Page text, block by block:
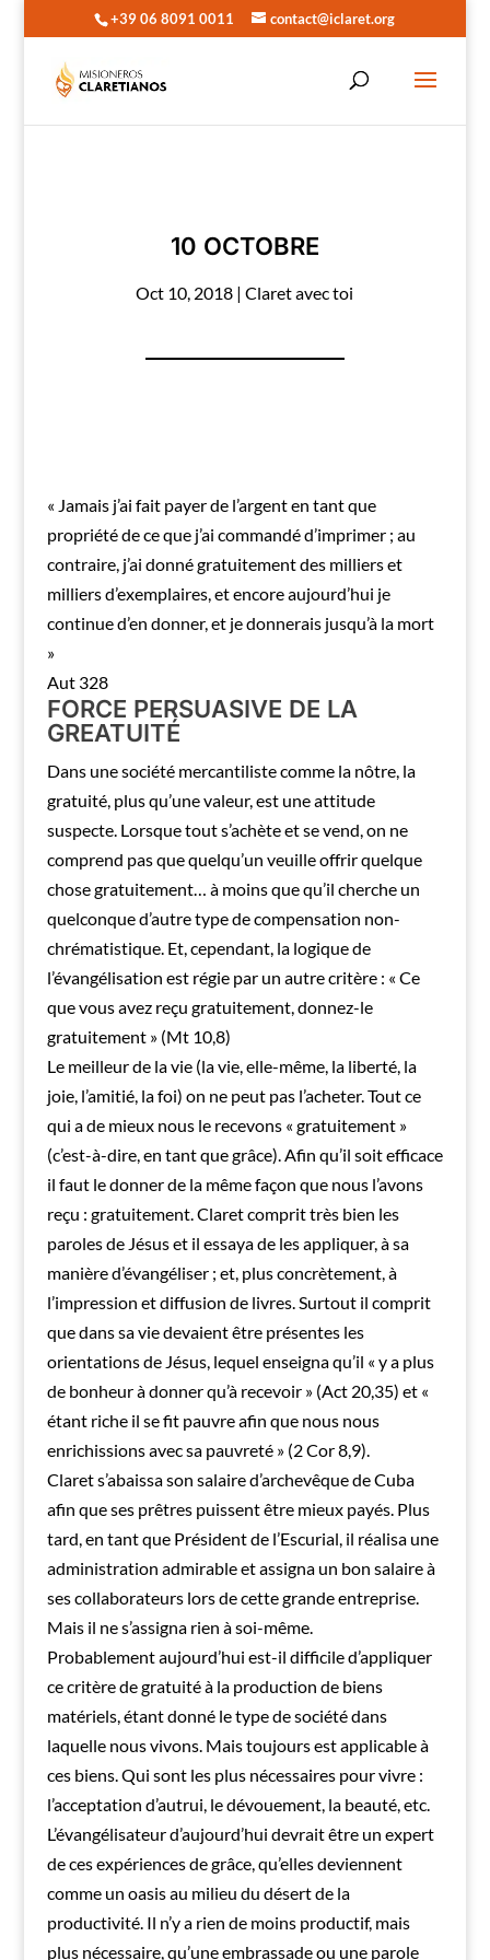
+39 06 8091 0011 contact@iclaret.org
10 OCTOBRE
Oct 10, 2018 |Claret avec toi
« Jamais j’ai fait payer de l’argent en tant que
propriété de ce que j’ai commandé d’imprimer ; au
contraire, j’ai donné gratuitement des milliers et
milliers d’exemplaires, et encore aujourd’hui je
continue d’en donner, et je donnerais jusqu’à la mort
»
Aut 328
FORCE PERSUASIVE DE LA
GREATUITÉ
Dans une société mercantiliste comme la nôtre, la
gratuité, plus qu’une valeur, est une attitude
suspecte. Lorsque tout s’achète et se vend, on ne
comprend pas que quelqu’un veuille offrir quelque
chose gratuitement… à moins que qu’il cherche un
quelconque d’autre type de compensation non-
chrématistique. Et, cependant, la logique de
l’évangélisation est régie par un autre critère : « Ce
que vous avez reçu gratuitement, donnez-le
gratuitement » (Mt 10,8)
Le meilleur de la vie (la vie, elle-même, la liberté, la
joie, l’amitié, la foi) on ne peut pas l’acheter. Tout ce
qui a de mieux nous le recevons « gratuitement »
(c’est-à-dire, en tant que grâce). Afin qu’il soit efficace
il faut le donner de la même façon que nous l’avons
reçu : gratuitement. Claret comprit très bien les
paroles de Jésus et il essaya de les appliquer, à sa
manière d’évangéliser ; et, plus concrètement, à
l’impression et diffusion de livres. Surtout il comprit
que dans sa vie devaient être présentes les
orientations de Jésus, lequel enseigna qu’il « y a plus
de bonheur à donner qu’à recevoir » (Act 20,35) et «
étant riche il se fit pauvre afin que nous nous
enrichissions avec sa pauvreté » (2 Cor 8,9).
Claret s’abaissa son salaire d’archevêque de Cuba
afin que ses prêtres puissent être mieux payés. Plus
tard, en tant que Président de l’Escurial, il réalisa une
administration admirable et assigna un bon salaire à
ses collaborateurs lors de cette grande entreprise.
Mais il ne s’assigna rien à soi-même.
Probablement aujourd’hui est-il difficile d’appliquer
ce critère de gratuité à la production de biens
matériels, étant donné le type de société dans
laquelle nous vivons. Mais toujours est applicable à
ces biens. Qui sont les plus nécessaires pour vivre :
l’acceptation d’autrui, le dévouement, la beauté, etc.
L’évangélisateur d’aujourd’hui devrait être un expert
de ces expériences de grâce, qu’elles deviennent
comme un oasis au milieu du désert de la
productivité. Il n’y a rien de moins productif, mais
plus nécessaire, qu’une embrassade ou une parole